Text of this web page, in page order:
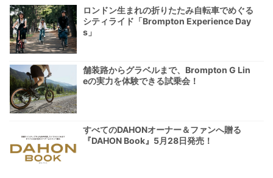
ロンドン生まれの折りたたみ自転車でめぐる
シティライド「Brompton Experience Day
s」
舗装路からグラベルまで、Brompton G Lin
eの実力を体験できる試乗会！
すべてのDAHONオーナー＆ファンへ贈る
『DAHON Book』5月28日発売！